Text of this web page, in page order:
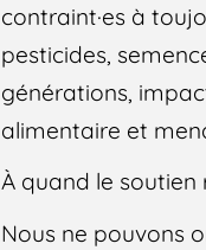
contraint·es à
pesticides,
générations,
alimentaire et
À quand le soutien
Nous ne pouvons